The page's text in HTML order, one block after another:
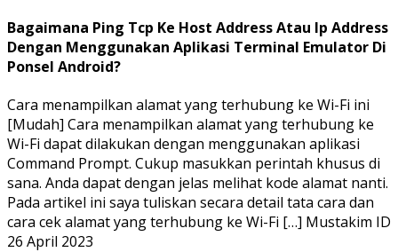
Bagaimana Ping Tcp Ke Host Address Atau Ip Address
Dengan Menggunakan Aplikasi Terminal Emulator Di
Ponsel Android?
Cara menampilkan alamat yang terhubung ke Wi-Fi ini
[Mudah] Cara menampilkan alamat yang terhubung ke
Wi-Fi dapat dilakukan dengan menggunakan aplikasi
Command Prompt. Cukup masukkan perintah khusus di
sana. Anda dapat dengan jelas melihat kode alamat nanti.
Pada artikel ini saya tuliskan secara detail tata cara dan
cara cek alamat yang terhubung ke Wi-Fi […] Mustakim ID
26 April 2023